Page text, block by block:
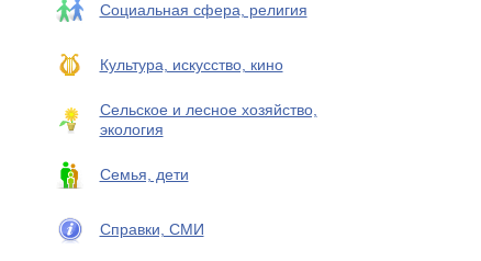
Социальная сфера, религия
Культура, искусство, кино
Сельское и лесное хозяйство,
экология
Семья, дети
Справки, СМИ